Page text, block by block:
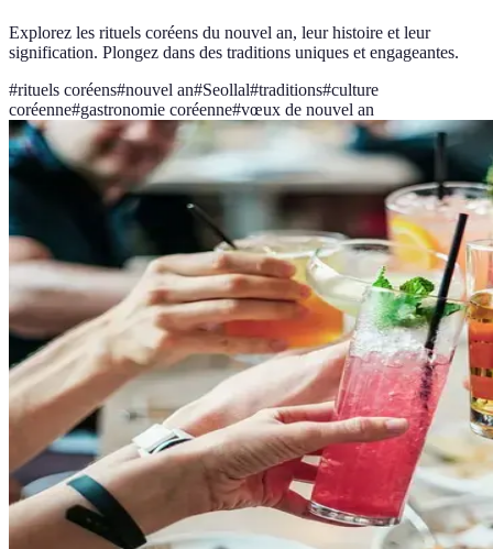
Explorez les rituels coréens du nouvel an, leur histoire et leur
signification. Plongez dans des traditions uniques et engageantes.
#rituels coréens#nouvel an#Seollal#traditions#culture
coréenne#gastronomie coréenne#vœux de nouvel an